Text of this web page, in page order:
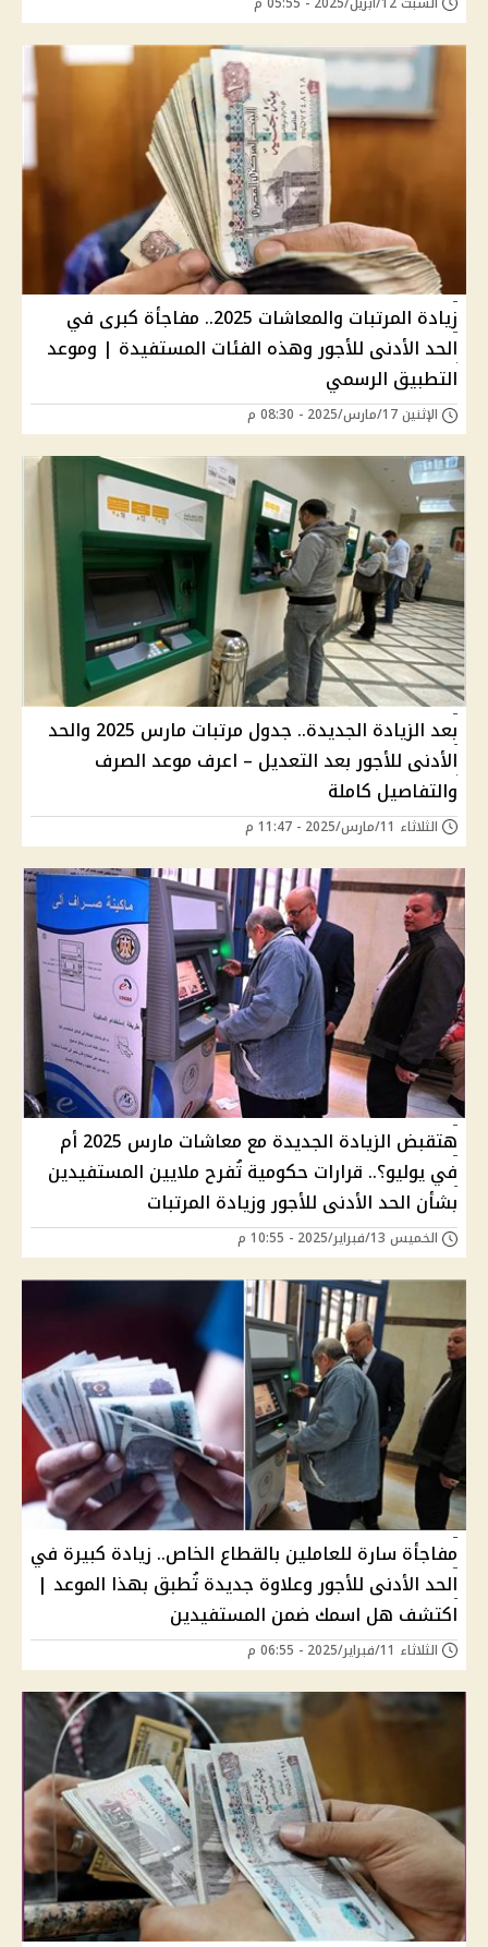
زيادة المرتبات والمعاشات 2025.. مفاجأة كبرى في
الحد الأدنى للأجور وهذه الفئات المستفيدة | وموعد
التطبيق الرسمي
الإثنين 17/مارس/2025 - 08:30 م
بعد الزيادة الجديدة.. جدول مرتبات مارس 2025 والحد
الأدنى للأجور بعد التعديل – اعرف موعد الصرف
والتفاصيل كاملة
الثلاثاء 11/مارس/2025 - 11:47 م
هتقبض الزيادة الجديدة مع معاشات مارس 2025 أم
في يوليو؟.. قرارات حكومية تُفرح ملايين المستفيدين
بشأن الحد الأدنى للأجور وزيادة المرتبات
الخميس 13/فبراير/2025 - 10:55 م
مفاجأة سارة للعاملين بالقطاع الخاص.. زيادة كبيرة في
الحد الأدنى للأجور وعلاوة جديدة تُطبق بهذا الموعد |
اكتشف هل اسمك ضمن المستفيدين
الثلاثاء 11/فبراير/2025 - 06:55 م